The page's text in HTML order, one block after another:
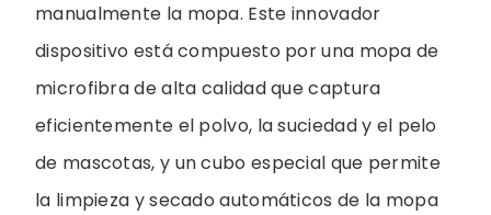
manualmente la mopa. Este innovador
dispositivo está compuesto por una mopa de
microfibra de alta calidad que captura
eficientemente el polvo, la suciedad y el pelo
de mascotas, y un cubo especial que permite
la limpieza y secado automáticos de la mopa